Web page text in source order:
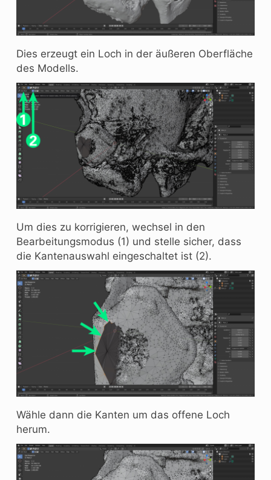
Dies erzeugt ein Loch in der äußeren Oberfläche
des Modells.
Um dies zu korrigieren, wechsel in den
Bearbeitungsmodus (1) und stelle sicher, dass
die Kantenauswahl eingeschaltet ist (2).
Wähle dann die Kanten um das offene Loch
herum.